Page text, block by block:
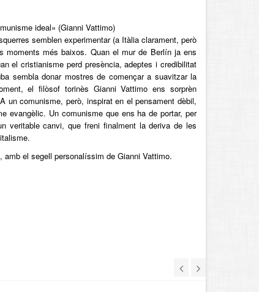
ideal» (Gianni Vattimo)
semblen experimentar (a Itàlia clarament, però
moments més baixos. Quan el mur de Berlín ja ens
el cristianisme perd presència, adeptes i credibilitat
sembla donar mostres de començar a suavitzar la
el filòsof torinès Gianni Vattimo ens sorprèn
un comunisme, però, inspirat en el pensament dèbil,
evangèlic. Un comunisme que ens ha de portar, per
veritable canvi, que freni finalment la deriva de les
el segell personalíssim de Gianni Vattimo.